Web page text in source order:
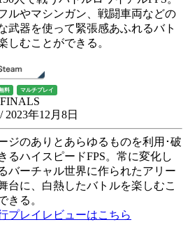
ルやマシンガン、戦闘車両などの
武器を使って緊張感あふれるバト
しむことができる。
料 マルチプレイ
2023年12月8日
ジのありとあらゆるものを利用･破
るハイスピードFPS。常に変化し
バーチャル世界に作られたアリー
台に、白熱したバトルを楽しむこ
きる。
プレイレビューはこちら